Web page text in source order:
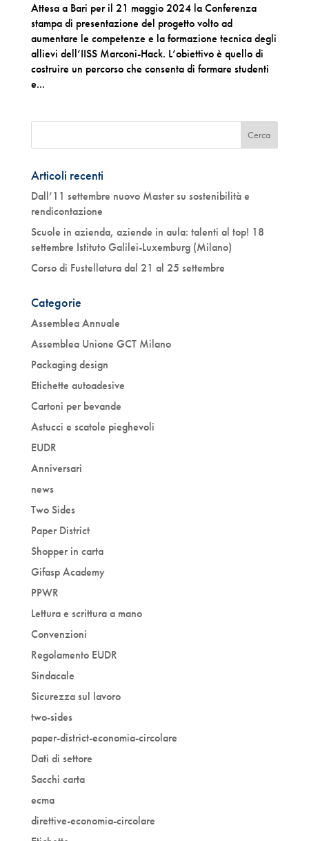
Attesa a Bari per il 21 maggio 2024 la Conferenza
stampa di presentazione del progetto volto ad
aumentare le competenze e la formazione tecnica degli
allievi dell’IISS Marconi-Hack. L’obiettivo è quello di
costruire un percorso che consenta di formare studenti
e...
Articoli recenti
Dall’11 settembre nuovo Master su sostenibilità e
rendicontazione
Scuole in azienda, aziende in aula: talenti al top! 18
settembre Istituto Galilei-Luxemburg (Milano)
Corso di Fustellatura dal 21 al 25 settembre
Categorie
Assemblea Annuale
Assemblea Unione GCT Milano
Packaging design
Etichette autoadesive
Cartoni per bevande
Astucci e scatole pieghevoli
EUDR
Anniversari
news
Two Sides
Paper District
Shopper in carta
Gifasp Academy
PPWR
Lettura e scrittura a mano
Convenzioni
Regolamento EUDR
Sindacale
Sicurezza sul lavoro
two-sides
paper-district-economia-circolare
Dati di settore
Sacchi carta
ecma
direttive-economia-circolare